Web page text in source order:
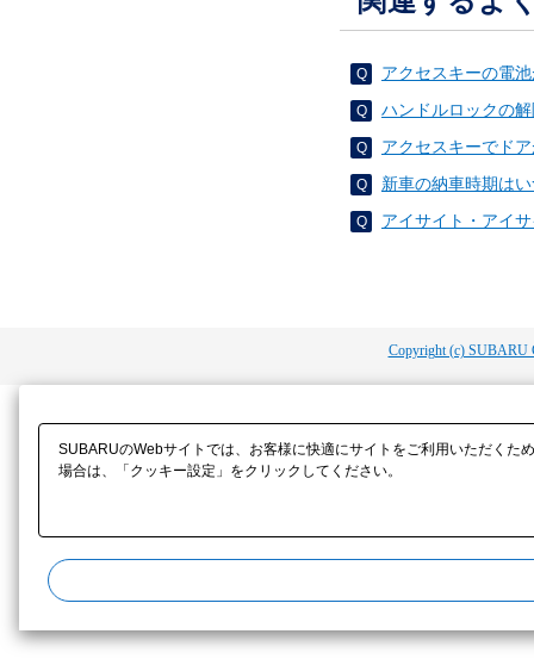
アクセスキーの電
ハンドルロックの
アクセスキーでド
新車の納車時期は
アイサイト・アイ
Copyright (c) SUBARU
SUBARUのWebサイトでは、お客様に快適にサイトをご利用いただく
場合は、「クッキー設定」をクリックしてください。​